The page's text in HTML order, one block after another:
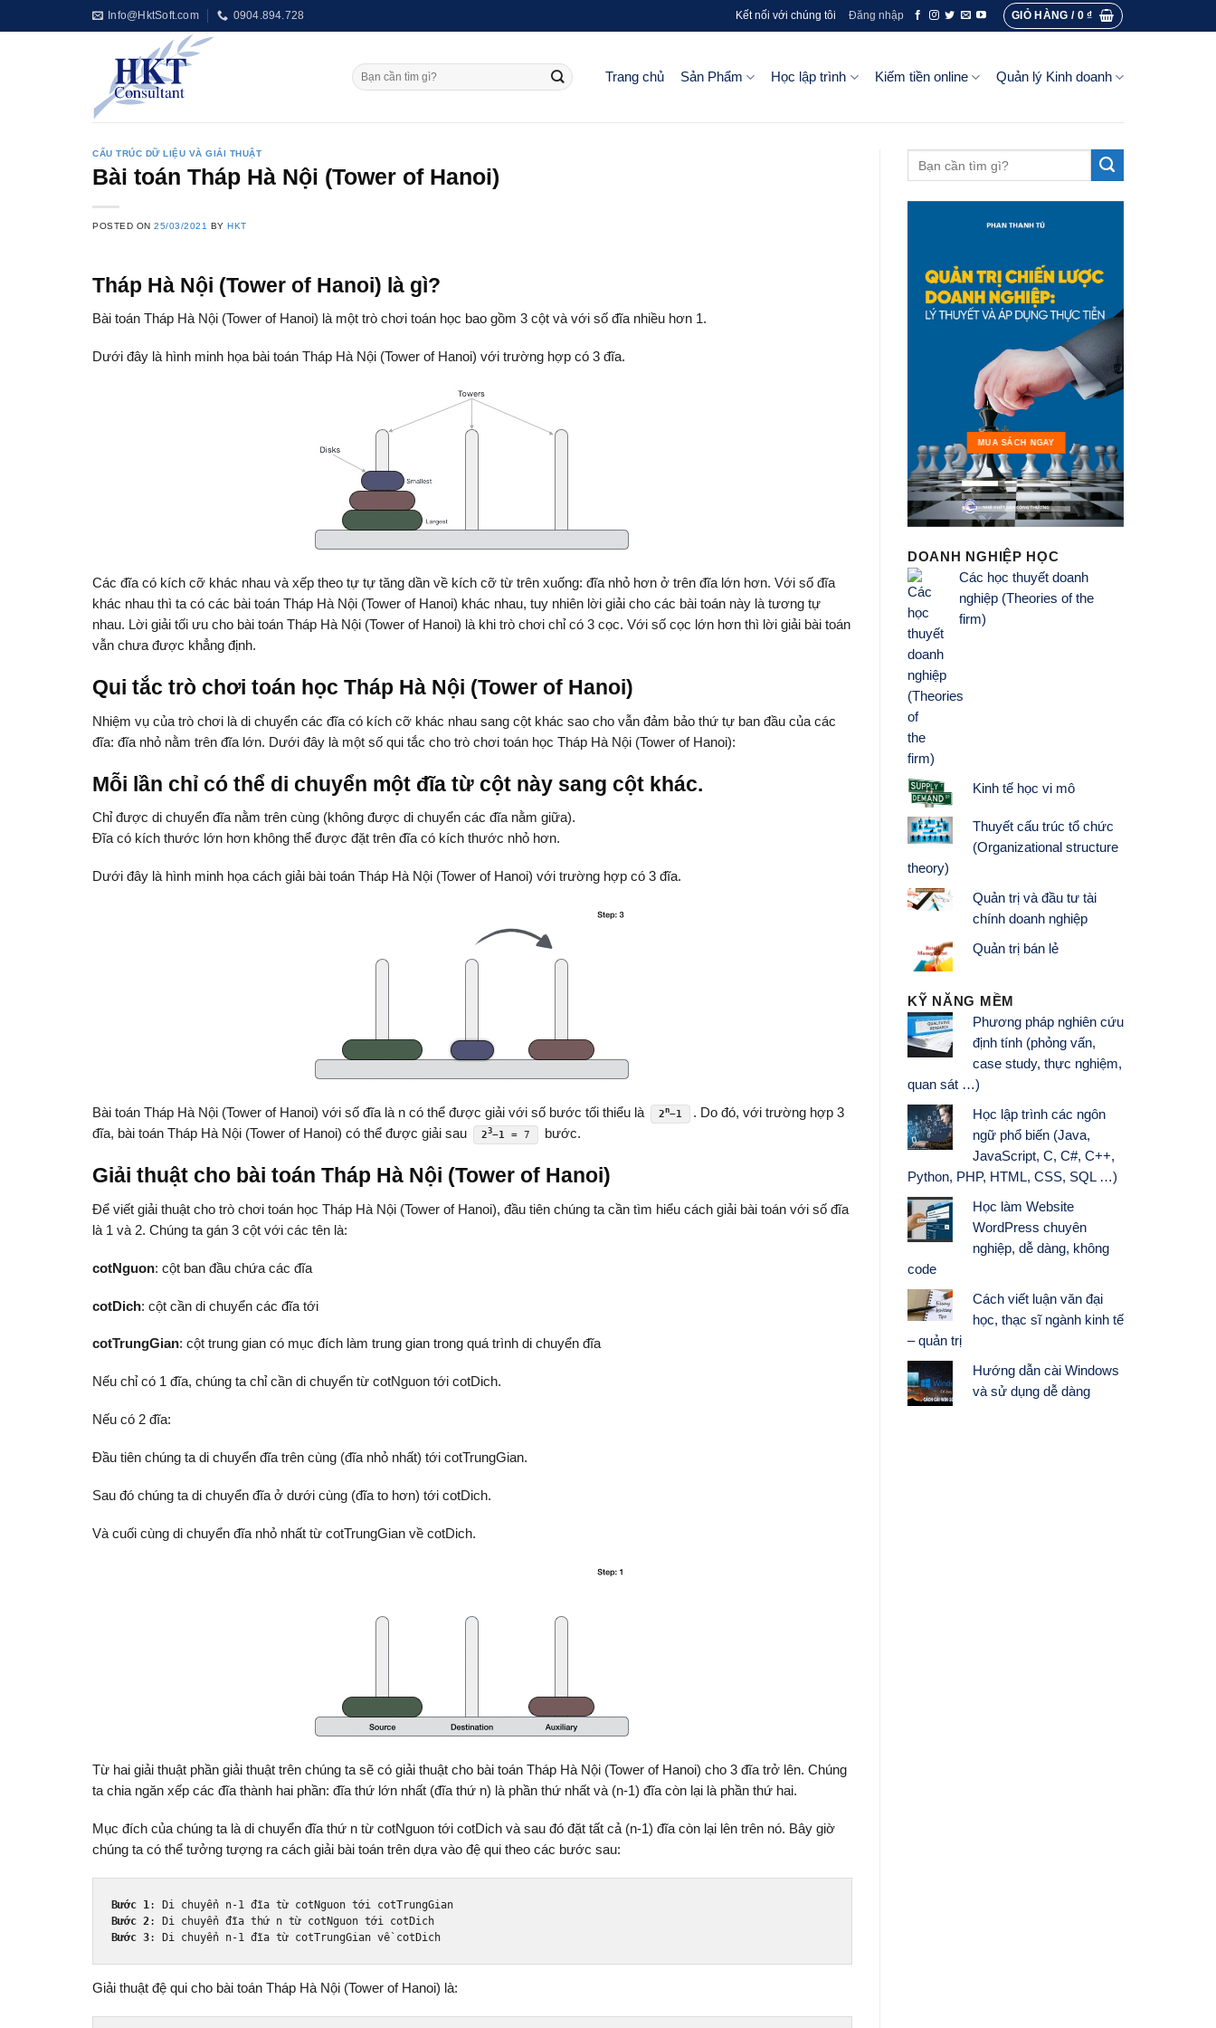
to
Info@HktSoft.com 0904.894.728 Kết nối với chúng tôi Đăng nhập GIỎ HÀNG / 0₫
Trang chủ Sản Phẩm Học lập trình Kiếm tiền online Quản lý Kinh doanh
CẤU TRÚC DỮ LIỆU VÀ GIẢI THUẬT
Bài toán Tháp Hà Nội (Tower of Hanoi)
POSTED ON25/03/2021 BYHKT
Tháp Hà Nội (Tower of Hanoi) là gì?
Bài toán Tháp Hà Nội (Tower of Hanoi) là một trò chơi toán học bao gồm 3 cột và với số đĩa nhiều hơn 1.
Dưới đây là hình minh họa bài toán Tháp Hà Nội (Tower of Hanoi) với trường hợp có 3 đĩa.
Các đĩa có kích cỡ khác nhau và xếp theo tự tự tăng dần về kích cỡ từ trên xuống: đĩa nhỏ hơn ở trên đĩa lớn hơn. Với số đĩa
khác nhau thì ta có các bài toán Tháp Hà Nội (Tower of Hanoi) khác nhau, tuy nhiên lời giải cho các bài toán này là tương tự
nhau. Lời giải tối ưu cho bài toán Tháp Hà Nội (Tower of Hanoi) là khi trò chơi chỉ có 3 cọc. Với số cọc lớn hơn thì lời giải bài toán
vẫn chưa được khẳng định.
Qui tắc trò chơi toán học Tháp Hà Nội (Tower of Hanoi)
Nhiệm vụ của trò chơi là di chuyển các đĩa có kích cỡ khác nhau sang cột khác sao cho vẫn đảm bảo thứ tự ban đầu của các
đĩa: đĩa nhỏ nằm trên đĩa lớn. Dưới đây là một số qui tắc cho trò chơi toán học Tháp Hà Nội (Tower of Hanoi):
Mỗi lần chỉ có thể di chuyển một đĩa từ cột này sang cột khác.
Chỉ được di chuyển đĩa nằm trên cùng (không được di chuyển các đĩa nằm giữa).
Đĩa có kích thước lớn hơn không thể được đặt trên đĩa có kích thước nhỏ hơn.
Dưới đây là hình minh họa cách giải bài toán Tháp Hà Nội (Tower of Hanoi) với trường hợp có 3 đĩa.
Bài toán Tháp Hà Nội (Tower of Hanoi) với số đĩa là n có thể được giải với số bước tối thiểu là 2n−1
. Do đó, với trường hợp 3
đĩa, bài toán Tháp Hà Nội (Tower of Hanoi) có thể được giải sau
23−1 = 7 bước.
Giải thuật cho bài toán Tháp Hà Nội (Tower of Hanoi)
Để viết giải thuật cho trò chơi toán học Tháp Hà Nội (Tower of Hanoi), đầu tiên chúng ta cần tìm hiểu cách giải bài toán với số đĩa
là 1 và 2. Chúng ta gán 3 cột với các tên là:
cotNguon: cột ban đầu chứa các đĩa
cotDich: cột cần di chuyển các đĩa tới
cotTrungGian: cột trung gian có mục đích làm trung gian trong quá trình di chuyển đĩa
Nếu chỉ có 1 đĩa, chúng ta chỉ cần di chuyển từ cotNguon tới cotDich.
Nếu có 2 đĩa:
Đầu tiên chúng ta di chuyển đĩa trên cùng (đĩa nhỏ nhất) tới cotTrungGian.
Sau đó chúng ta di chuyển đĩa ở dưới cùng (đĩa to hơn) tới cotDich.
Và cuối cùng di chuyển đĩa nhỏ nhất từ cotTrungGian về cotDich.
Từ hai giải thuật phần giải thuật trên chúng ta sẽ có giải thuật cho bài toán Tháp Hà Nội (Tower of Hanoi) cho 3 đĩa trở lên. Chúng
ta chia ngăn xếp các đĩa thành hai phần: đĩa thứ lớn nhất (đĩa thứ n) là phần thứ nhất và (n-1) đĩa còn lại là phần thứ hai.
Mục đích của chúng ta là di chuyển đĩa thứ n từ cotNguon tới cotDich và sau đó đặt tất cả (n-1) đĩa còn lại lên trên nó. Bây giờ
chúng ta có thể tưởng tượng ra cách giải bài toán trên dựa vào đệ qui theo các bước sau:
Bước 1 : Di chuyển n-1 đĩa từ cotNguon tớ
Bước 2: Di chuyển đĩa thứ n từ cotNguon tớ
Bước 3: Di chuyển n-1 đĩa từ cotTrungGian về cotDich
Giải thuật đệ qui cho bài toán Tháp Hà Nội (Tower of Hanoi) là:
MUA SÁCH NGAY
DOANH NGHIỆP HỌC
Các học thuyết doanh
nghiệp (Theories of the
firm)
Kinh tế học vi mô
Thuyết cấu trúc tổ chức
(Organizational structure
theory)
Quản trị và đầu tư tài
chính doanh nghiệp
Quản trị bán lẻ
KỸ NĂNG MỀM
Phương pháp nghiên cứu
định tính (phỏng vấn,
case study, thực nghiệm,
quan sát …)
Học lập trình các ngôn
ngữ phổ biến (Java,
JavaScript, C, C#, C++,
Python, PHP, HTML, CSS, SQL …)
Học làm Website
WordPress chuyên
nghiệp, dễ dàng, không
code
Cách viết luận văn đại
học, thạc sĩ ngành kinh tế
– quản trị
Hướng dẫn cài Windows
và sử dụng dễ dàng